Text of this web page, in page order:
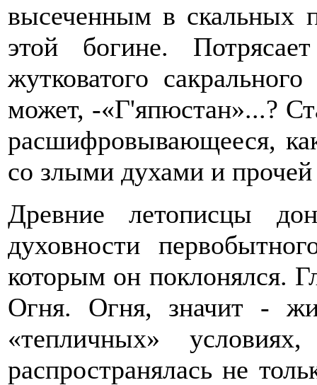
высеченным в скальных
этой богине.
жутковатого
может, -«Г'япюстан»...?
расшифровывающееся,
со злыми духами и
Древние летописцы
духовности
которым он поклонялся.
Огня. Огня, значит -
«тепличных»
распространялась не